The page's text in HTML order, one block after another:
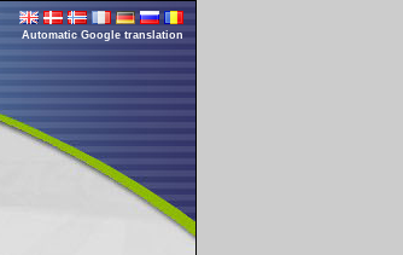
Automatic Google translation